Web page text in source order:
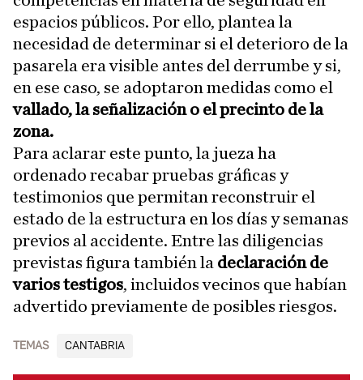
espacios públicos. Por ello, plantea la
necesidad de determinar si el deterioro de la
pasarela era visible antes del derrumbe y si,
en ese caso, se adoptaron medidas como el
vallado, la señalización o el precinto de la
zona.
Para aclarar este punto, la jueza ha
ordenado recabar pruebas gráficas y
testimonios que permitan reconstruir el
estado de la estructura en los días y semanas
previos al accidente. Entre las diligencias
previstas figura también la declaración de
varios testigos, incluidos vecinos que habían
advertido previamente de posibles riesgos.
TEMAS CANTABRIA